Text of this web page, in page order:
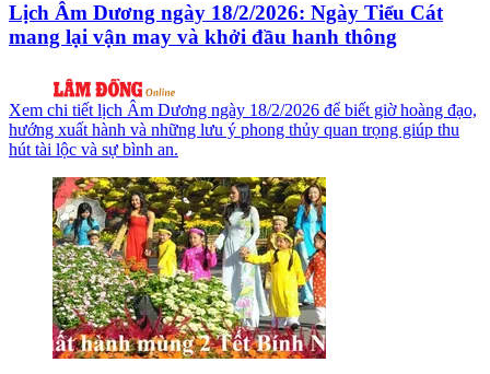
Lịch Âm Dương ngày 18/2/2026: Ngày Tiểu Cát
mang lại vận may và khởi đầu hanh thông
Xem chi tiết lịch Âm Dương ngày 18/2/2026 để biết giờ hoàng đạo,
hướng xuất hành và những lưu ý phong thủy quan trọng giúp thu
hút tài lộc và sự bình an.